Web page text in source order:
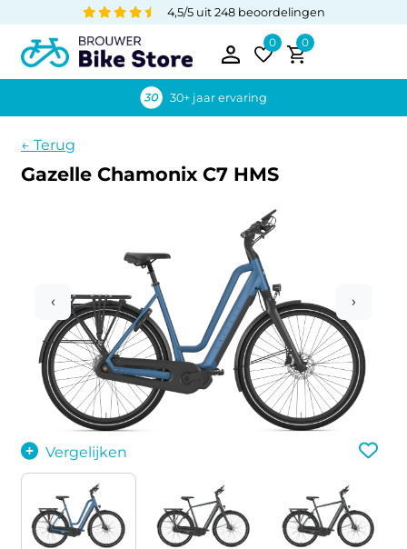
4,5/5 uit 248 beoordelingen
0 0
30+ jaar ervaring
← Terug
Gazelle Chamonix C7 HMS
Vergelijken
‹ ›